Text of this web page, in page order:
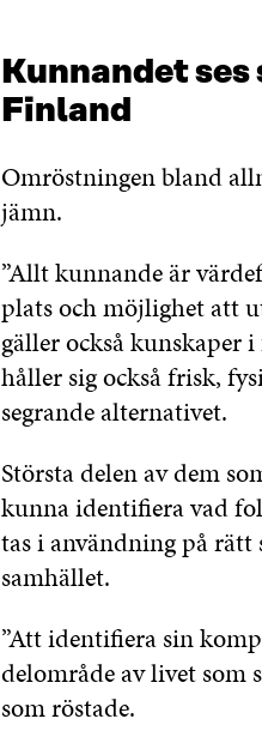
Kunnandet ses
Finland
Omröstningen bland
jämn.
”Allt kunnande är
plats och möjlighet att
gäller också kunskaper
håller sig också frisk,
segrande alternativet.
Största delen av dem
kunna identifiera vad
tas i användning på
samhället.
”Att identifiera sin
delområde av livet som
som röstade.